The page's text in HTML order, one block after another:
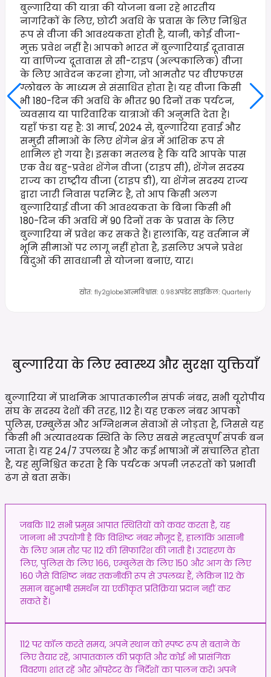
बुल्गारिया की यात्रा की योजना बना रहे भारतीय
नागरिकों के लिए, छोटी अवधि के प्रवास के लिए निश्चित
रूप से वीजा की आवश्यकता होती है, यानी, कोई वीजा-
मुक्त प्रवेश नहीं है। आपको भारत में बुल्गारियाई दूतावास
या वाणिज्य दूतावास से सी-टाइप (अल्पकालिक) वीजा
के लिए आवेदन करना होगा, जो आमतौर पर वीएफएस
ग्लोबल के माध्यम से संसाधित होता है। यह वीजा किसी
भी 180-दिन की अवधि के भीतर 90 दिनों तक पर्यटन,
व्यवसाय या पारिवारिक यात्राओं की अनुमति देता है।
यहाँ फंडा यह है: 31 मार्च, 2024 से, बुल्गारिया हवाई और
समुद्री सीमाओं के लिए शेंगेन क्षेत्र में आंशिक रूप से
शामिल हो गया है। इसका मतलब है कि यदि आपके पास
एक वैध बहु-प्रवेश शेंगेन वीजा (टाइप सी), शेंगेन सदस्य
राज्य का राष्ट्रीय वीजा (टाइप डी), या शेंगेन सदस्य राज्य
द्वारा जारी निवास परमिट है, तो आप किसी अलग
बुल्गारियाई वीजा की आवश्यकता के बिना किसी भी
180-दिन की अवधि में 90 दिनों तक के प्रवास के लिए
बुल्गारिया में प्रवेश कर सकते हैं। हालांकि, यह वर्तमान में
भूमि सीमाओं पर लागू नहीं होता है, इसलिए अपने प्रवेश
बिंदुओं की सावधानी से योजना बनाएं, यार।
स्रोत: fly2globeआत्मविश्वास: 0.98अपडेट साइकिल: Quarterly
बुल्गारिया के लिए स्वास्थ्य और सुरक्षायुक्तियाँ
बुल्गारिया में प्राथमिक आपातकालीन संपर्क नंबर, सभी यूरोपीय
संघ के सदस्य देशों की तरह, 112 है। यह एकल नंबर आपको
पुलिस, एम्बुलेंस और अग्निशमन सेवाओं से जोड़ता है, जिससे यह
किसी भी अत्यावश्यक स्थिति के लिए सबसे महत्वपूर्ण संपर्क बन
जाता है। यह 24/7 उपलब्ध है और कई भाषाओं में संचालित होता
है, यह सुनिश्चित करता है कि पर्यटक अपनी ज़रूरतों को प्रभावी
ढंग से बता सकें।
जबकि 112 सभी प्रमुख आपात स्थितियों को कवर करता है, यह
जानना भी उपयोगी है कि विशिष्ट नंबर मौजूद हैं, हालांकि आसानी
के लिए आम तौर पर 112 की सिफारिश की जाती है। उदाहरण के
लिए, पुलिस के लिए 166, एम्बुलेंस के लिए 150 और आग के लिए
160 जैसे विशिष्ट नंबर तकनीकी रूप से उपलब्ध हैं, लेकिन 112 के
समान बहुभाषी समर्थन या एकीकृत प्रतिक्रिया प्रदान नहीं कर
सकते हैं।
112 पर कॉल करते समय, अपने स्थान को स्पष्ट रूप से बताने के
लिए तैयार रहें, आपातकाल की प्रकृति और कोई भी प्रासंगिक
विवरण। शांत रहें और ऑपरेटर के निर्देशों का पालन करें। अपने